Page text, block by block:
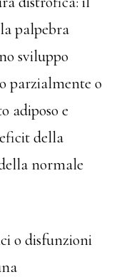
palpebra
sviluppo
parzialmente o
adiposo e
della
normale
o disfunzioni